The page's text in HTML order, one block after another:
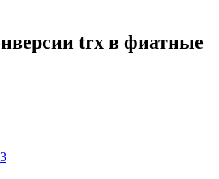
trx в фиатные